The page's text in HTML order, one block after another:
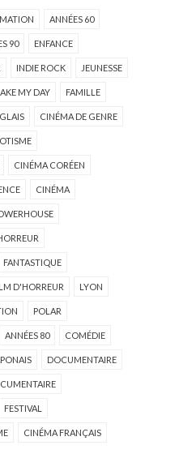
ANNÉES 60
90 ENFANCE
INDIE ROCK JEUNESSE
MY DAY FAMILLE
CINÉMA DE GENRE
CINÉMA CORÉEN
CINÉMA
FANTASTIQUE
D'HORREUR LYON
POLAR
ANNÉES 80 COMÉDIE
DOCUMENTAIRE
FESTIVAL
CINÉMA FRANÇAIS